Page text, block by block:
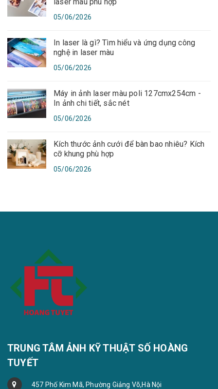
05/06/2026
In laser là gì? Tìm hiểu và ứng dụng công
nghệ in laser màu
05/06/2026
Máy in ảnh laser màu poli 127cmx254cm -
In ảnh chi tiết, sắc nét
05/06/2026
Kích thước ảnh cưới để bàn bao nhiêu? Kích
cỡ khung phù hợp
05/06/2026
TRUNG TÂM ẢNH KỸ THUẬT SỐ HOÀNG
TUYẾT
457 Phố Kim Mã, Phường Giảng Võ,Hà Nội